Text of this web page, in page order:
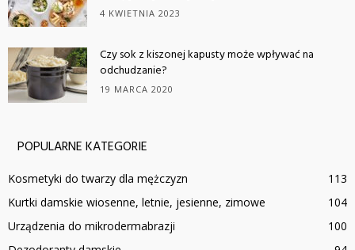
4 KWIETNIA 2023
Czy sok z kiszonej kapusty może wpływać na
odchudzanie?
19 MARCA 2020
POPULARNE KATEGORIE
Kosmetyki do twarzy dla mężczyzn
113
Kurtki damskie wiosenne, letnie, jesienne, zimowe
104
Urządzenia do mikrodermabrazji
100